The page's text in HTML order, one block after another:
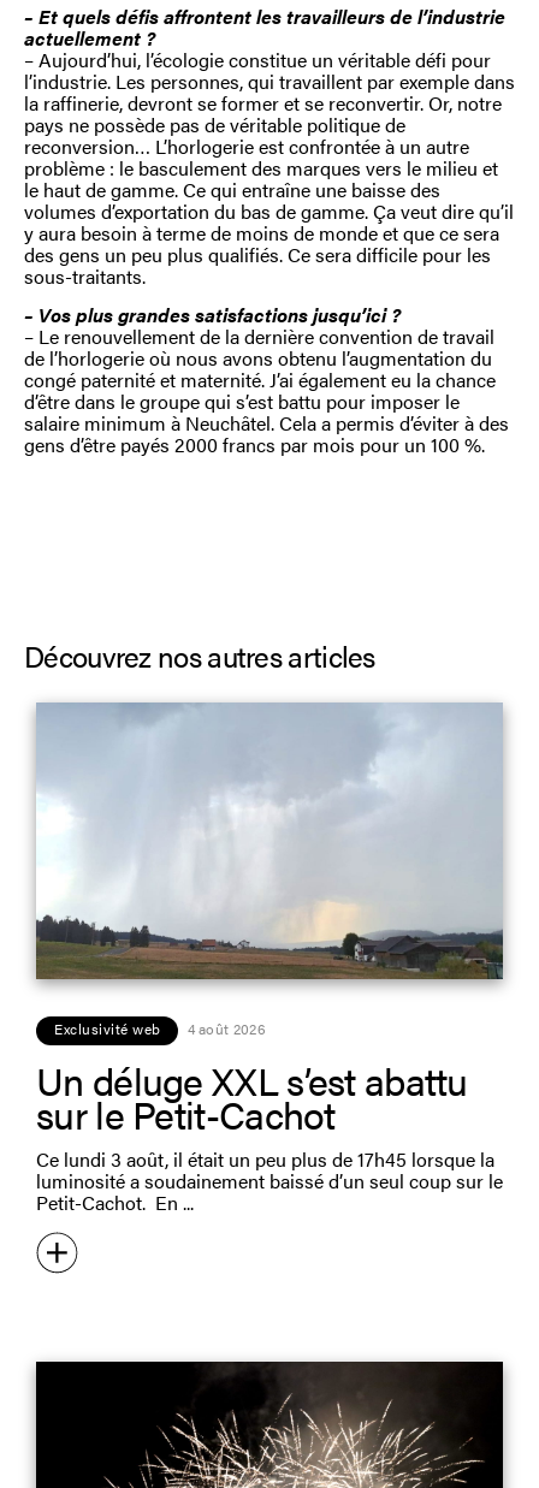
– Et quels défis affrontent les travailleurs de l’industrie
actuellement ?
– Aujourd’hui, l’écologie constitue un véritable défi pour
l’industrie. Les personnes, qui travaillent par exemple dans
la raffinerie, devront se former et se reconvertir. Or, notre
pays ne possède pas de véritable politique de
reconversion… L’horlogerie est confrontée à un autre
problème : le basculement des marques vers le milieu et
le haut de gamme. Ce qui entraîne une baisse des
volumes d’exportation du bas de gamme. Ça veut dire qu’il
y aura besoin à terme de moins de monde et que ce sera
des gens un peu plus qualifiés. Ce sera difficile pour les
sous-traitants.
– Vos plus grandes satisfactions jusqu’ici ?
– Le renouvellement de la dernière convention de travail
de l’horlogerie où nous avons obtenu l’augmentation du
congé paternité et maternité. J’ai également eu la chance
d’être dans le groupe qui s’est battu pour imposer le
salaire minimum à Neuchâtel. Cela a permis d’éviter à des
gens d’être payés 2 000 francs par mois pour un 100 %.
Découvrez nos autres articles
Exclusivité web 4 août 2026
Un déluge XXL s’est abattu
sur le Petit-Cachot
Ce lundi 3 août, il était un peu plus de 17h45 lorsque la
luminosité a soudainement baissé d’un seul coup sur le
Petit-Cachot. En